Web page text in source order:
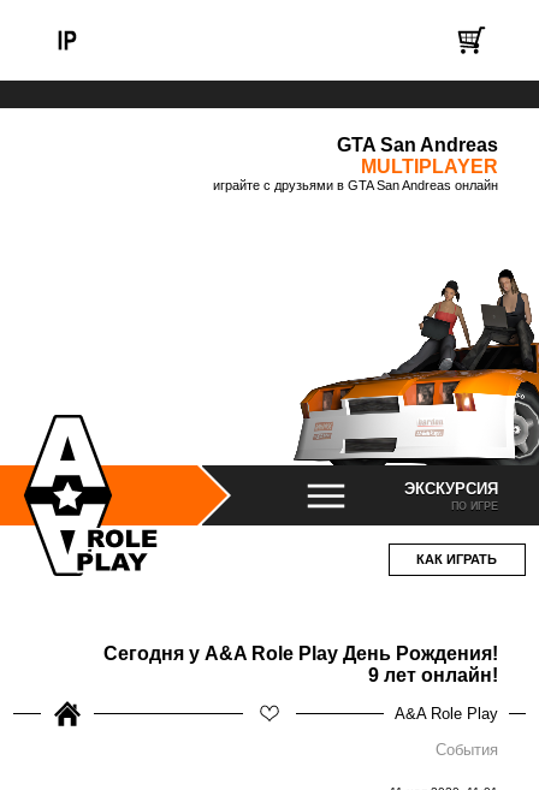
GTA San Andreas
MULTIPLAYER
играйте с друзьями в GTA San Andreas онлайн
ЭКСКУРСИЯ
ПО ИГРЕ
КАК ИГРАТЬ
Сегодня у A&A Role Play День Рождения!
9 лет онлайн!
A&A Role Play
События